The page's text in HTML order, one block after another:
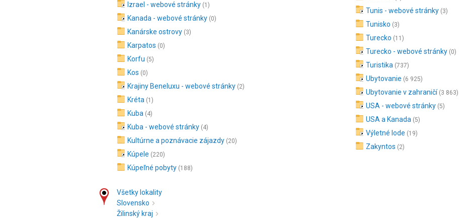
Izrael - webové stránky (1)
Kanada - webové stránky (0)
Kanárske ostrovy (3)
Karpatos (0)
Korfu (5)
Kos (0)
Krajiny Beneluxu - webové stránky (2)
Kréta (1)
Kuba (4)
Kuba - webové stránky (4)
Kultúrne a poznávacie zájazdy (20)
Kúpele (220)
Kúpeľné pobyty (188)
Tunis - webové stránky (3)
Tunisko (3)
Turecko (11)
Turecko - webové stránky (0)
Turistika (737)
Ubytovanie (6 925)
Ubytovanie v zahraničí (3 863)
USA - webové stránky (5)
USA a Kanada (5)
Výletné lode (19)
Zakyntos (2)
Všetky lokality
Slovensko
Žilinský kraj